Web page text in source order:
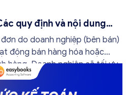
quy định và nội dung
do doanh nghiệp (bên bán)
động bán hàng hóa hoặc
hàng. Doanh nghiệp sẽ tối ưu
được những án phạt hành
rõ […]